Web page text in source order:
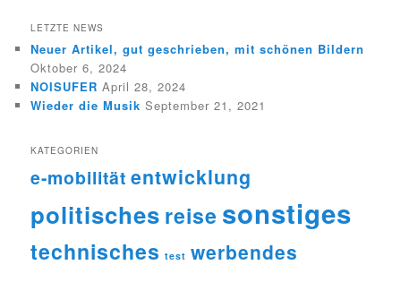
LETZTE NEWS
Neuer Artikel, gut geschrieben, mit schönen Bildern
Oktober 6, 2024
NOISUFER April 28, 2024
Wieder die Musik September 21, 2021
KATEGORIEN
e-mobilität entwicklung
politisches reise sonstiges
technisches test werbendes